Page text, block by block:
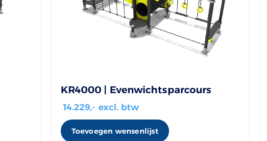
KR4000 | Evenwichtsparcours
14.229,- excl. btw
Toevoegen wensenlijst